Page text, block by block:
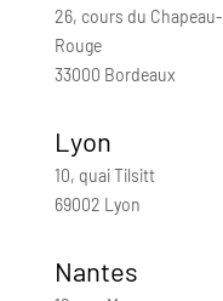
26, cours du Chapeau-
Rouge
33000 Bordeaux
Lyon
10, quai Tilsitt
69002 Lyon
Nantes